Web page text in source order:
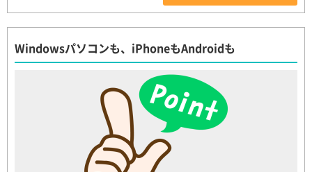
Windowsパソコンも、iPhoneもAndroidも